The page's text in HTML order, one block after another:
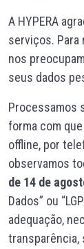
A HYPERA
serviços. Para
nos
seus dados
Processamos
forma com
offline, por
observamos
de 14 de
Dados” ou
adequação,
transparência,